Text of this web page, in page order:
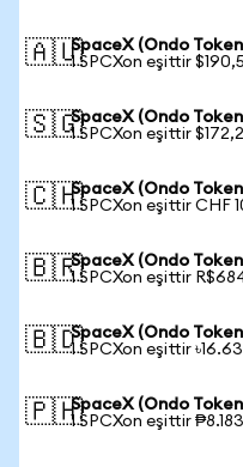
🇦🇺SpaceX (Ondo
1 SPCXon eşittir
🇸🇬SpaceX (Ondo
1 SPCXon eşittir
🇨🇭SpaceX (Ondo
1 SPCXon eşittir CHF
🇧🇷SpaceX (Ondo
1 SPCXon eşittir
🇧🇩SpaceX (Ondo
1 SPCXon eşittir
🇵🇭SpaceX (Ondo
1 SPCXon eşittir